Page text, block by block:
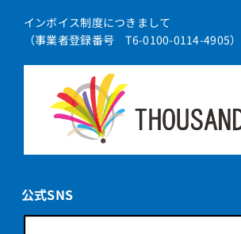
インボイス制度につきまして
（事業者登録番号 T6-0100-0114-4905）
公式SNS